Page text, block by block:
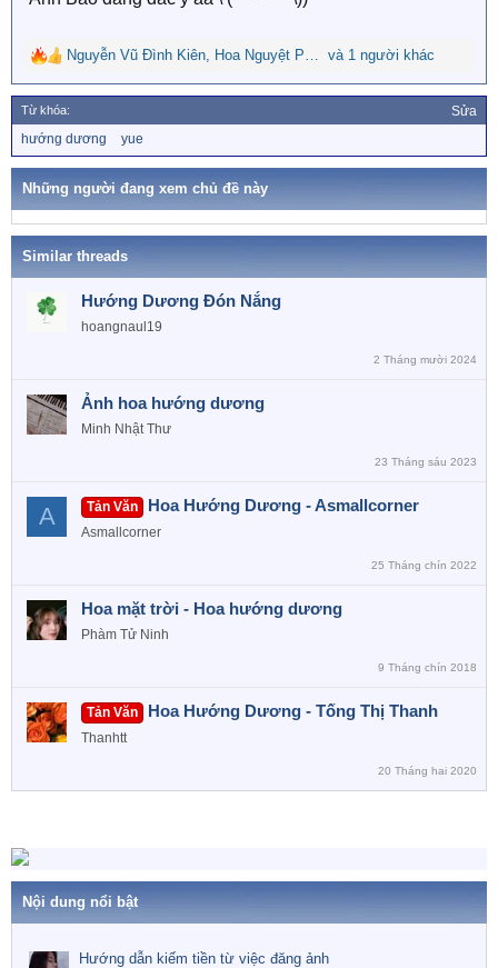
R
e
a
c
t
o
s
Nguyễn Vũ Đình Kiên, Hoa Nguyệt Phụng , Lunarchen
và 1 người khác
Từ khóa: Sửa
ừ
k
hướng dương yue
Những người đang xem chủ đề này
Similar threads
Hướng Dương Đón Nắng
hoangnaul19
2 Tháng mười 2024
Ảnh hoa hướng dương
Minh Nhật Thư
23 Tháng sáu 2023
A Tản Văn Hoa Hướng Dương - Asmallcorner
Asmallcorner
25 Tháng chín 2022
Hoa mặt trời - Hoa hướng dương
Phàm Tử Ninh
9 Tháng chín 2018
Tản Văn Hoa Hướng Dương - Tống Thị Thanh
Thanhtt
20 Tháng hai 2020
Nội dung nổi bật
Hướng dẫn kiếm tiền từ việc đăng ảnh